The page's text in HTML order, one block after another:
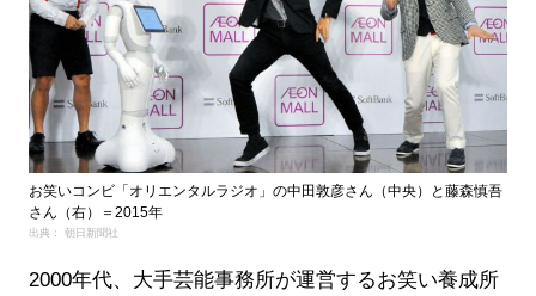
お笑いコンビ「オリエンタルラジオ」の中田敦彦さん（中央）と藤森慎吾
さん（右）＝2015年
出典： 朝日新聞社
2000年代、大手芸能事務所が運営するお笑い養成所